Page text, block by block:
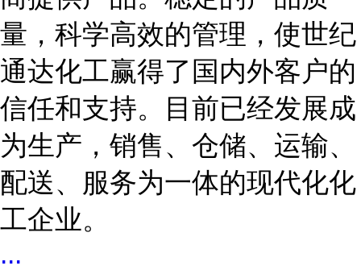
量，科学高效的管理，使世纪
通达化工赢得了国内外客户的
信任和支持。目前已经发展成
为生产，销售、仓储、运输、
配送、服务为一体的现代化化
工企业。
...